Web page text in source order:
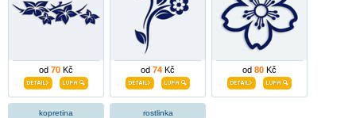
od 70 Kč od 74 Kč od 80 Kč
kopretina rostlinka